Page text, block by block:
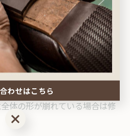
の見極めポイント
は、靴の使用状況や損傷の程
ポイントです。修理店では、
診断し、修理が可能かどうか
ールの摩耗が軽度であれば張
体の形が崩れている場合は修
わせはこちら
わせはこちら